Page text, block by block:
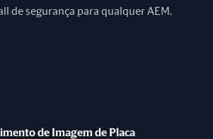
de segurança para qualquer AEM.
de Imagem de Placa